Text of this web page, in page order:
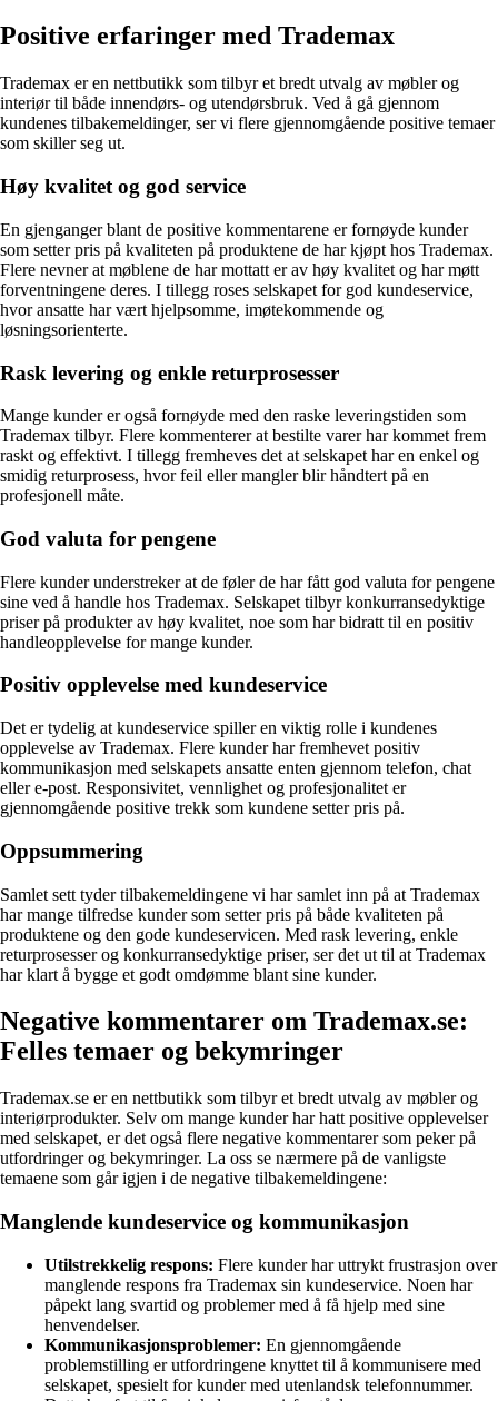
Positive erfaringer med Trademax
Trademax er en nettbutikk som tilbyr et bredt utvalg av møbler og
interiør til både innendørs- og utendørsbruk. Ved å gå gjennom
kundenes tilbakemeldinger, ser vi flere gjennomgående positive temaer
som skiller seg ut.
Høy kvalitet og god service
En gjenganger blant de positive kommentarene er fornøyde kunder
som setter pris på kvaliteten på produktene de har kjøpt hos Trademax.
Flere nevner at møblene de har mottatt er av høy kvalitet og har møtt
forventningene deres. I tillegg roses selskapet for god kundeservice,
hvor ansatte har vært hjelpsomme, imøtekommende og
løsningsorienterte.
Rask levering og enkle returprosesser
Mange kunder er også fornøyde med den raske leveringstiden som
Trademax tilbyr. Flere kommenterer at bestilte varer har kommet frem
raskt og effektivt. I tillegg fremheves det at selskapet har en enkel og
smidig returprosess, hvor feil eller mangler blir håndtert på en
profesjonell måte.
God valuta for pengene
Flere kunder understreker at de føler de har fått god valuta for pengene
sine ved å handle hos Trademax. Selskapet tilbyr konkurransedyktige
priser på produkter av høy kvalitet, noe som har bidratt til en positiv
handleopplevelse for mange kunder.
Positiv opplevelse med kundeservice
Det er tydelig at kundeservice spiller en viktig rolle i kundenes
opplevelse av Trademax. Flere kunder har fremhevet positiv
kommunikasjon med selskapets ansatte enten gjennom telefon, chat
eller e-post. Responsivitet, vennlighet og profesjonalitet er
gjennomgående positive trekk som kundene setter pris på.
Oppsummering
Samlet sett tyder tilbakemeldingene vi har samlet inn på at Trademax
har mange tilfredse kunder som setter pris på både kvaliteten på
produktene og den gode kundeservicen. Med rask levering, enkle
returprosesser og konkurransedyktige priser, ser det ut til at Trademax
har klart å bygge et godt omdømme blant sine kunder.
Negative kommentarer om Trademax.se:
Felles temaer og bekymringer
Trademax.se er en nettbutikk som tilbyr et bredt utvalg av møbler og
interiørprodukter. Selv om mange kunder har hatt positive opplevelser
med selskapet, er det også flere negative kommentarer som peker på
utfordringer og bekymringer. La oss se nærmere på de vanligste
temaene som går igjen i de negative tilbakemeldingene:
Manglende kundeservice og kommunikasjon
Utilstrekkelig respons: Flere kunder har uttrykt frustrasjon over
manglende respons fra Trademax sin kundeservice. Noen har
påpekt lang svartid og problemer med å få hjelp med sine
henvendelser.
Kommunikasjonsproblemer: En gjennomgående
problemstilling er utfordringene knyttet til å kommunisere med
selskapet, spesielt for kunder med utenlandsk telefonnummer.